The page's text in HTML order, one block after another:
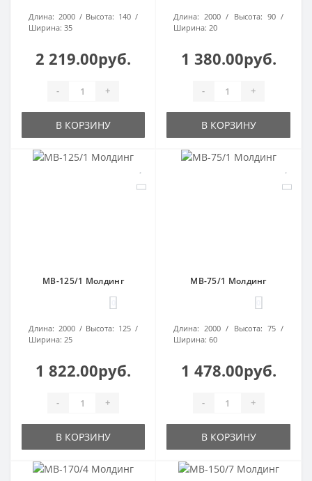
Длина: 2000 Высота: 140
Ширина: 35
2 219.00руб.
- +
В КОРЗИНУ
Длина: 2000 Высота: 90
Ширина: 20
1 380.00руб.
- +
В КОРЗИНУ
МВ-125/1 Молдинг
Длина: 2000 Высота: 125
Ширина: 25
1 822.00руб.
- +
В КОРЗИНУ
МВ-75/1 Молдинг
Длина: 2000 Высота: 75
Ширина: 60
1 478.00руб.
- +
В КОРЗИНУ